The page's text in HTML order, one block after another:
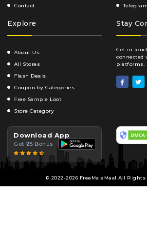
Contact
Explore
About Us
All Stores
Flash Deals
Coupon by Categories
Free Sample Loot
Store Category
Stay
Get in
connected
platforms.
Download App
Get ₹25 Bonus
© 2022-2026 FreeMalaMaal All Rights